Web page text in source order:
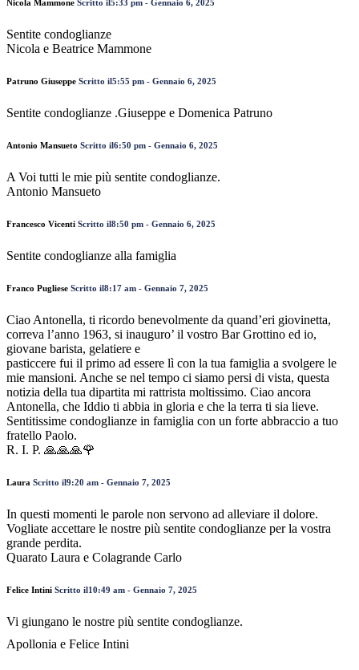
Nicola Mammone Scritto il5:33 pm - Gennaio 6, 2025
Sentite condoglianze
Nicola e Beatrice Mammone
Patruno Giuseppe Scritto il5:55 pm - Gennaio 6, 2025
Sentite condoglianze .Giuseppe e Domenica Patruno
Antonio Mansueto Scritto il6:50 pm - Gennaio 6, 2025
A Voi tutti le mie più sentite condoglianze.
Antonio Mansueto
Francesco Vicenti Scritto il8:50 pm - Gennaio 6, 2025
Sentite condoglianze alla famiglia
Franco Pugliese Scritto il8:17 am - Gennaio 7, 2025
Ciao Antonella, ti ricordo benevolmente da quand’eri giovinetta,
correva l’anno 1963, si inauguro’ il vostro Bar Grottino ed io,
giovane barista, gelatiere e
pasticcere fui il primo ad essere lì con la tua famiglia a svolgere le
mie mansioni. Anche se nel tempo ci siamo persi di vista, questa
notizia della tua dipartita mi rattrista moltissimo. Ciao ancora
Antonella, che Iddio ti abbia in gloria e che la terra ti sia lieve.
Sentitissime condoglianze in famiglia con un forte abbraccio a tuo
fratello Paolo.
R. I. P. 🙏🙏🙏🌹
Laura Scritto il9:20 am - Gennaio 7, 2025
In questi momenti le parole non servono ad alleviare il dolore.
Vogliate accettare le nostre più sentite condoglianze per la vostra
grande perdita.
Quarato Laura e Colagrande Carlo
Felice Intini Scritto il10:49 am - Gennaio 7, 2025
Vi giungano le nostre più sentite condoglianze.
Apollonia e Felice Intini